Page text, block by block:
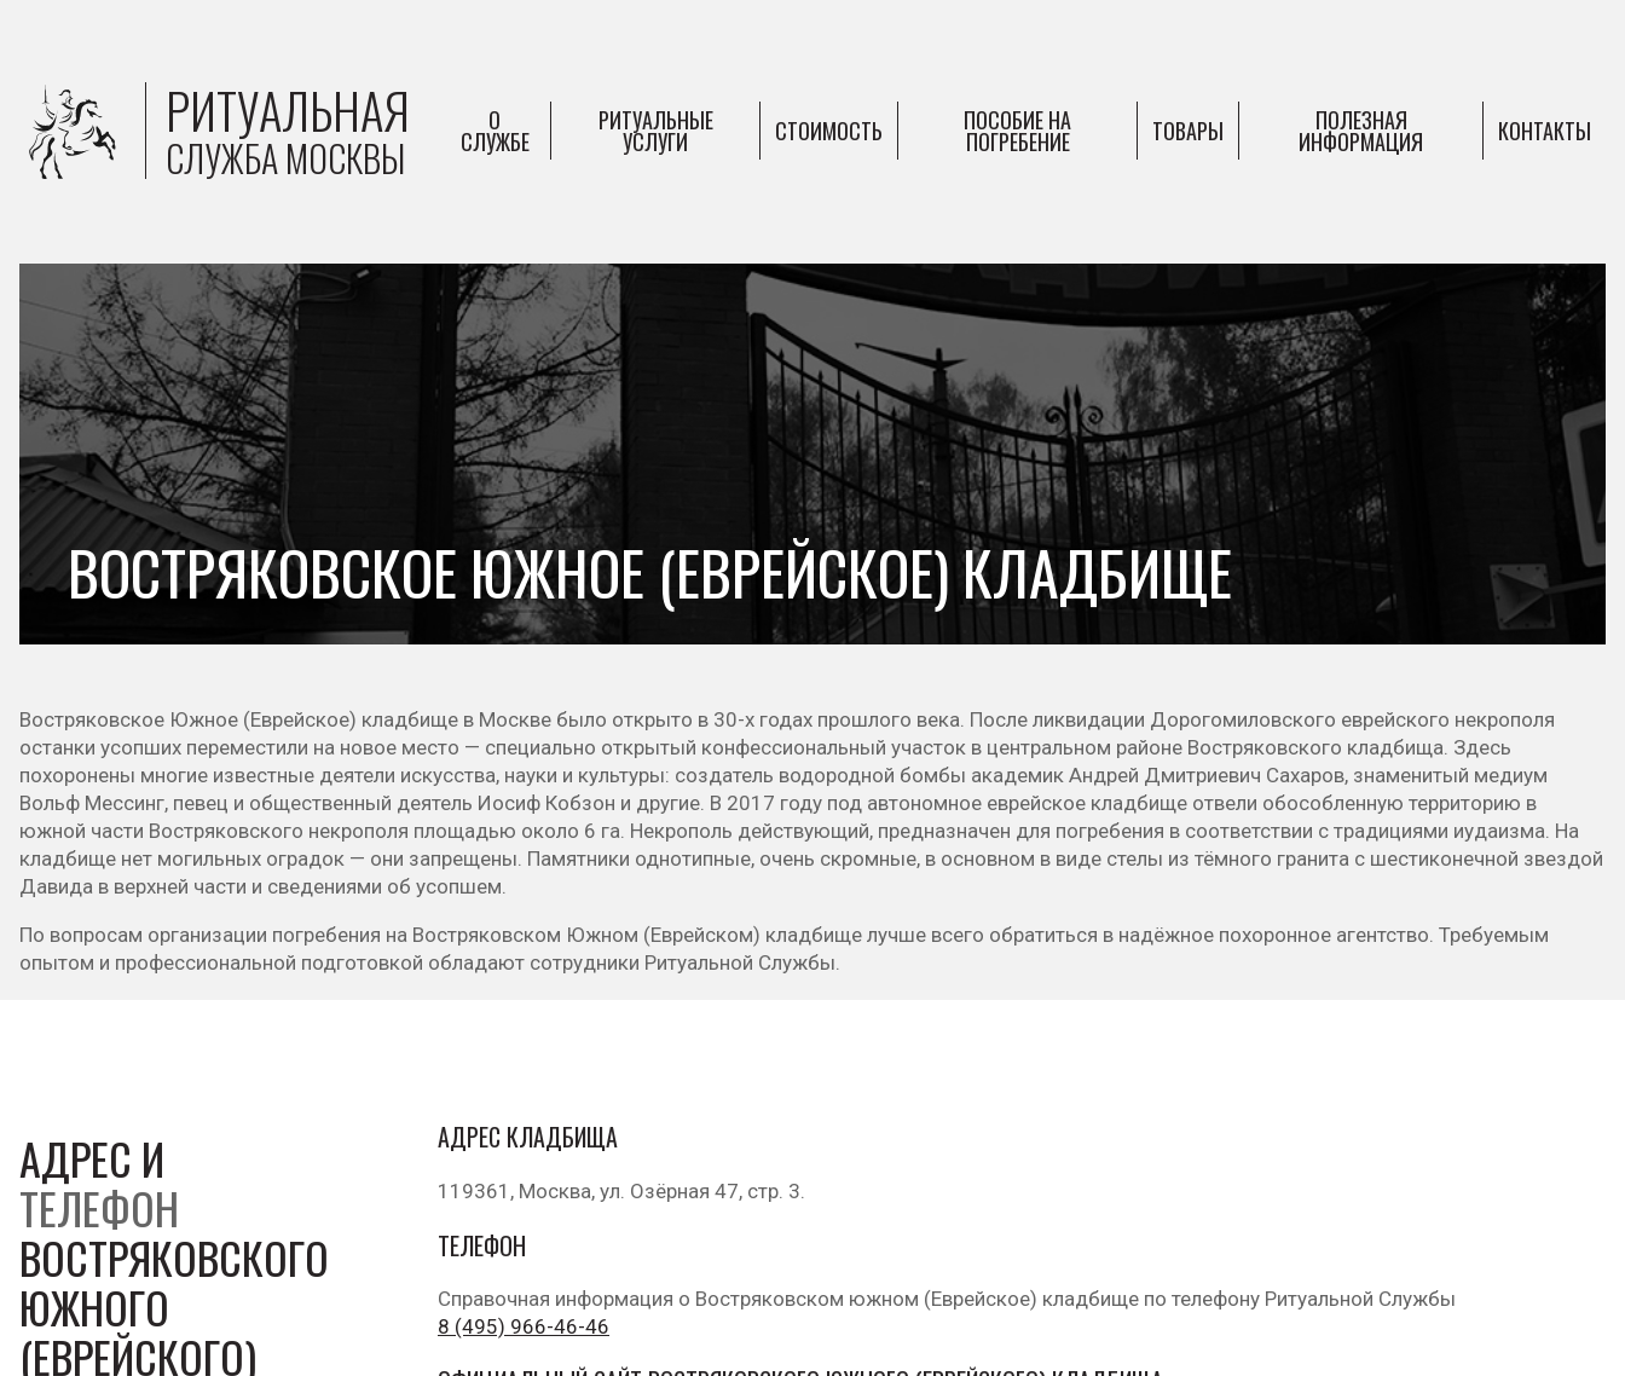
РИТУАЛЬНАЯ
СЛУЖБА МОСКВЫ
О
СЛУЖБЕ
РИТУАЛЬНЫЕ
УСЛУГИ СТОИМОСТЬ ПОСОБИЕ НА
ПОГРЕБЕНИЕ ТОВАРЫ ПОЛЕЗНАЯ
ИНФОРМАЦИЯ КОНТАКТЫ
ВОСТРЯКОВСКОЕ ЮЖНОЕ (ЕВРЕЙСКОЕ) КЛАДБИЩЕ
Востряковское Южное (Еврейское) кладбище в Москве было открыто в 30-х годах прошлого века. После ликвидации Дорогомиловского еврейского некрополя
останки усопших переместили на новое место — специально открытый конфессиональный участок в центральном районе Востряковского кладбища. Здесь
похоронены многие известные деятели искусства, науки и культуры: создатель водородной бомбы академик Андрей Дмитриевич Сахаров, знаменитый медиум
Вольф Мессинг, певец и общественный деятель Иосиф Кобзон и другие. В 2017 году под автономное еврейское кладбище отвели обособленную территорию в
южной части Востряковского некрополя площадью около 6 га. Некрополь действующий, предназначен для погребения в соответствии с традициями иудаизма. На
кладбище нет могильных оградок — они запрещены. Памятники однотипные, очень скромные, в основном в виде стелы из тёмного гранита с шестиконечной звездой
Давида в верхней части и сведениями об усопшем.
По вопросам организации погребения на Востряковском Южном (Еврейском) кладбище лучше всего обратиться в надёжное похоронное агентство. Требуемым
опытом и профессиональной подготовкой обладают сотрудники Ритуальной Службы.
АДРЕС И
ТЕЛЕФОН
ВОСТРЯКОВСКОГО
ЮЖНОГО
(ЕВРЕЙСКОГО)
АДРЕС КЛАДБИЩА
119361, Москва, ул. Озёрная 47, стр. 3.
ТЕЛЕФОН
Справочная информация о Востряковском южном (Еврейское) кладбище по телефону Ритуальной Службы
8 (495) 966-46-46